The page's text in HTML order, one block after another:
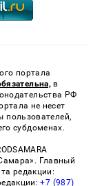
портала
в
РФ
не несет
пользователей,
субдоменах.
Главный
редакции:
+7 (987)